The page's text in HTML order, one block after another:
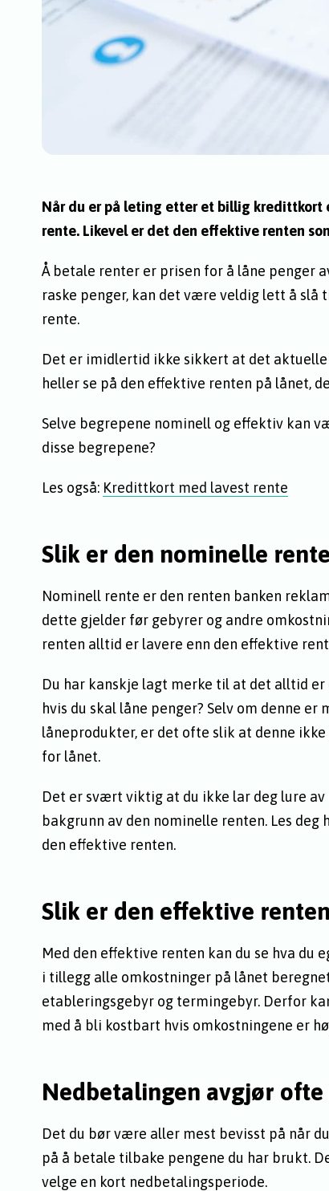
Når du er på leting etter et billig kredittkort
rente. Likevel er det den effektive renten
Å betale renter er prisen for å låne penger
raske penger, kan det være veldig lett å
rente.
Det er imidlertid ikke sikkert at det
heller se på den effektive renten på lånet,
Selve begrepene nominell og effektiv kan
disse begrepene?
Les også: Kredittkort med lavest rente
Slik er den nominelle
Nominell rente er den renten banken
dette gjelder før gebyrer og andre
renten alltid er lavere enn den effektive
Du har kanskje lagt merke til at det alltid
hvis du skal låne penger? Selv om denne
låneprodukter, er det ofte slik at denne
for lånet.
Det er svært viktig at du ikke lar deg lure
bakgrunn av den nominelle renten. Les
den effektive renten.
Slik er den effektive renten
Med den effektive renten kan du se hva du
i tillegg alle omkostninger på lånet
etableringsgebyr og termingebyr. Derfor
med å bli kostbart hvis omkostningene er
Nedbetalingen avgjør
Det du bør være aller mest bevisst på når
på å betale tilbake pengene du har brukt.
velge en kort nedbetalingsperiode.